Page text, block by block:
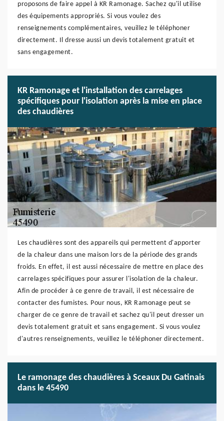
proposons de faire appel à KR Ramonage. Sachez qu'il utilise
des équipements appropriés. Si vous voulez des
renseignements complémentaires, veuillez le téléphoner
directement. Il dresse aussi un devis totalement gratuit et
sans engagement.
KR Ramonage et l'installation des carrelages
spécifiques pour l'isolation après la mise en place
des chaudières
Les chaudières sont des appareils qui permettent d'apporter
de la chaleur dans une maison lors de la période des grands
froids. En effet, il est aussi nécessaire de mettre en place des
carrelages spécifiques pour assurer l'isolation de la chaleur.
Afin de procéder à ce genre de travail, il est nécessaire de
contacter des fumistes. Pour nous, KR Ramonage peut se
charger de ce genre de travail et sachez qu'il peut dresser un
devis totalement gratuit et sans engagement. Si vous voulez
d'autres renseignements, veuillez le téléphoner directement.
Le ramonage des chaudières à Sceaux Du Gatinais
dans le 45490